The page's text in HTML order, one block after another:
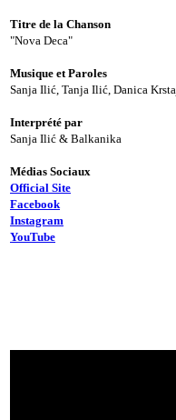
Titre de la Chanson
"Nova Deca"
Musique et Paroles
Sanja Ilić, Tanja Ilić, Danica
Interprété par
Sanja Ilić & Balkanika
Médias Sociaux
Official Site
Facebook
Instagram
YouTube